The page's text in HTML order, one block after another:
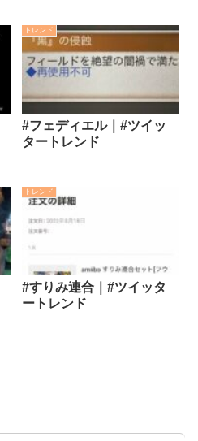
トレンド
#フェディエル｜#ツイッ
タートレンド
トレンド
#すりみ連合｜#ツイッタ
ートレンド